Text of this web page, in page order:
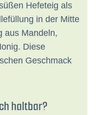
Hefeteig als
in der Mitte
aus Mandeln,
Diese
Geschmack
haltbar?